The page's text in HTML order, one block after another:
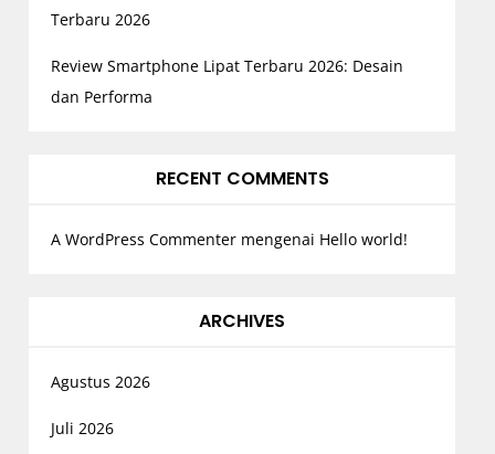
Terbaru 2026
Review Smartphone Lipat Terbaru 2026: Desain
dan Performa
RECENT COMMENTS
A WordPress Commentermengenai Hello world!
ARCHIVES
Agustus 2026
Juli 2026